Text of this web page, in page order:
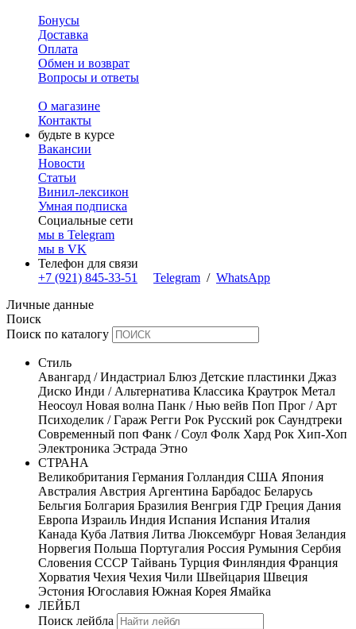
Бонусы
Доставка
Оплата
Обмен и возврат
Вопросы и ответы
О магазине
Контакты
будьте в курсе
Вакансии
Новости
Статьи
Винил-лексикон
Умная подписка
Социальные сети
мы в Telegram
мы в VK
Телефон для связи
+7 (921) 845-33-51
Telegram / WhatsApp
Личные данные
Поиск
Поиск по каталогу
Стиль
Авангард / Индастриал Блюз Детские пластинки Джаз
Диско Инди / Альтернатива Классика Краутрок Метал
Неосоул Новая волна Панк / Нью вейв Поп Прог / Арт
Психоделик / Гараж Регги Рок Русский рок Саундтреки
Современный поп Фанк / Соул Фолк Хард Рок Хип-Хоп
Электроника Эстрада Этно
СТРАНА
Великобритания Германия Голландия США Япония
Австралия Австрия Аргентина Барбадос Беларусь
Бельгия Болгария Бразилия Венгрия ГДР Греция Дания
Европа Израиль Индия Испания Испания Италия
Канада Куба Латвия Литва Люксембург Новая Зеландия
Норвегия Польша Португалия Россия Румыния Сербия
Словения СССР Тайвань Турция Финляндия Франция
Хорватия Чехия Чехия Чили Швейцария Швеция
Эстония Югославия Южная Корея Ямайка
ЛЕЙБЛ
Поиск лейбла